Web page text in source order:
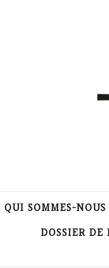
QUI SOMMES-NOUS
DOSSIER DE